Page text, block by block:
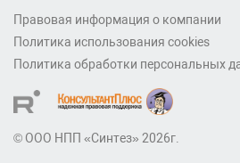
Правовая информация о компании
Политика использования cookies
Политика обработки персональных
© ООО НПП «Синтез» 2026г.